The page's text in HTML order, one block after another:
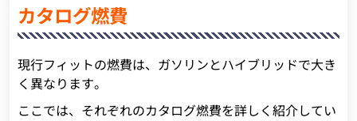
カタログ燃費
現行フィットの燃費は、ガソリンとハイブリッドで大き
く異なります。
ここでは、それぞれのカタログ燃費を詳しく紹介してい